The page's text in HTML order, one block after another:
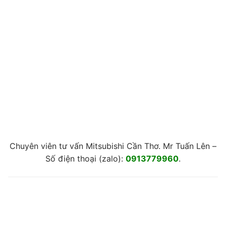
Chuyên viên tư vấn Mitsubishi Cần Thơ. Mr Tuấn Lên –
Số điện thoại (zalo): 0913779960.